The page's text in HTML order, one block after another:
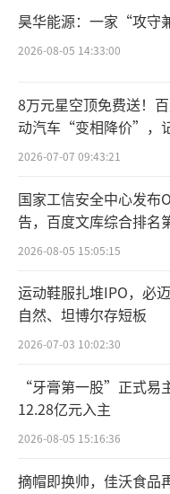
疯狂小杨哥跌
哥仅直播了三天
时，带货超1亿元
未带货；4月30日
至于董宇辉从
种观点认为，这与
昊华能源：一家“攻守
2026-08-05 14:33:00
8万元星空顶免费送！
动汽车“变相降价”，
店…
2026-07-07 09:43:21
国家工信安全中心发布
告，百度文库综合排名
2026-08-05 15:05:15
运动鞋服扎堆IPO，必
自然、坦博尔存短板
2026-07-03 10:02:30
“牙膏第一股”正式易
12.28亿元入主
2026-08-05 15:16:36
摘帽即换帅，佳沃食品